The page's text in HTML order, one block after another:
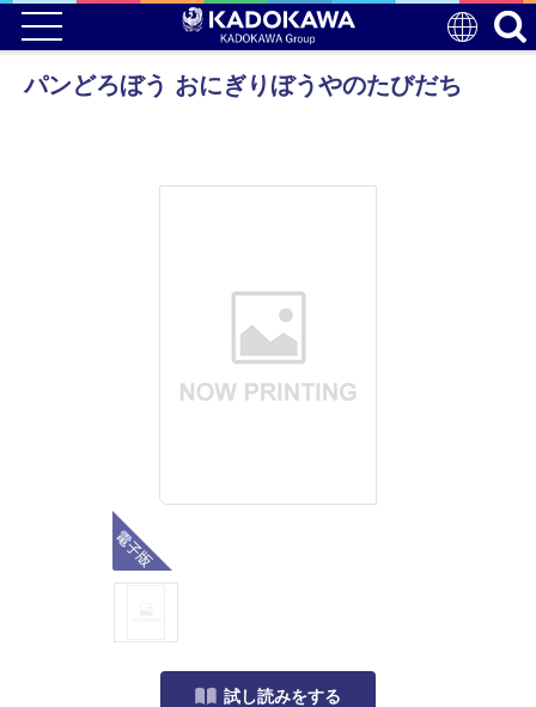
パンどろぼう おにぎりぼうやのたびだち
試し読みをする